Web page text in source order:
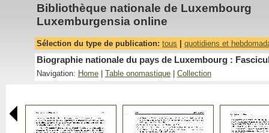
Bibliothèque nationale de Luxembourg
Luxemburgensia online
Sélection du type de publication: tous quotidiens et
Biographie nationale du pays de Luxembourg :
Navigation: Home Table onomastique Collection